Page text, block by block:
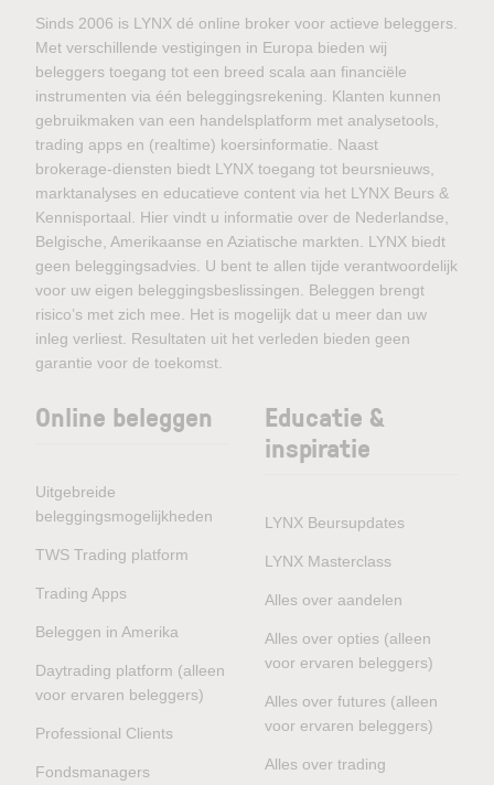
Sinds 2006 is LYNX dé online broker voor actieve beleggers.
Met verschillende vestigingen in Europa bieden wij
beleggers toegang tot een breed scala aan financiële
instrumenten via één beleggingsrekening. Klanten kunnen
gebruikmaken van een handelsplatform met analysetools,
trading apps en (realtime) koersinformatie. Naast
brokerage-diensten biedt LYNX toegang tot beursnieuws,
marktanalyses en educatieve content via het LYNX Beurs &
Kennisportaal. Hier vindt u informatie over de Nederlandse,
Belgische, Amerikaanse en Aziatische markten. LYNX biedt
geen beleggingsadvies. U bent te allen tijde verantwoordelijk
voor uw eigen beleggingsbeslissingen. Beleggen brengt
risico’s met zich mee. Het is mogelijk dat u meer dan uw
inleg verliest. Resultaten uit het verleden bieden geen
garantie voor de toekomst.
Online beleggen
Uitgebreide
beleggingsmogelijkheden
TWS Trading platform
Trading Apps
Beleggen in Amerika
Daytrading platform (alleen
voor ervaren beleggers)
Professional Clients
Fondsmanagers
Educatie &
inspiratie
LYNX Beursupdates
LYNX Masterclass
Alles over aandelen
Alles over opties (alleen
voor ervaren beleggers)
Alles over futures (alleen
voor ervaren beleggers)
Alles over trading